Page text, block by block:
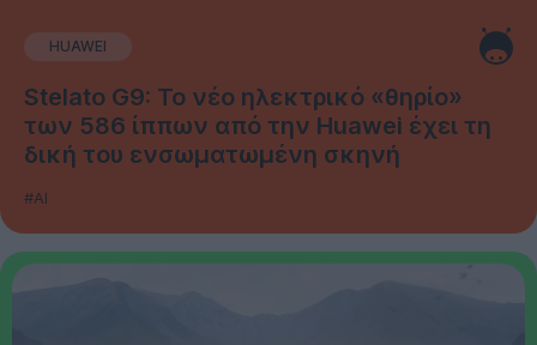
HUAWEI
Stelato G9: Το νέο ηλεκτρικό «θηρίο»
των 586 ίππων από την Huawei έχει τη
δική του ενσωματωμένη σκηνή
#AI